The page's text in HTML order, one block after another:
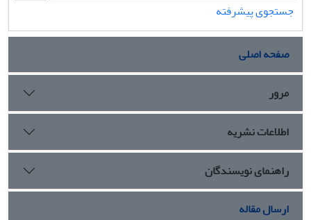
جستجوی پیشرفته
صفحه اصلی
مرور
اطلاعات نشریه
راهنمای نویسندگان
ارسال مقاله